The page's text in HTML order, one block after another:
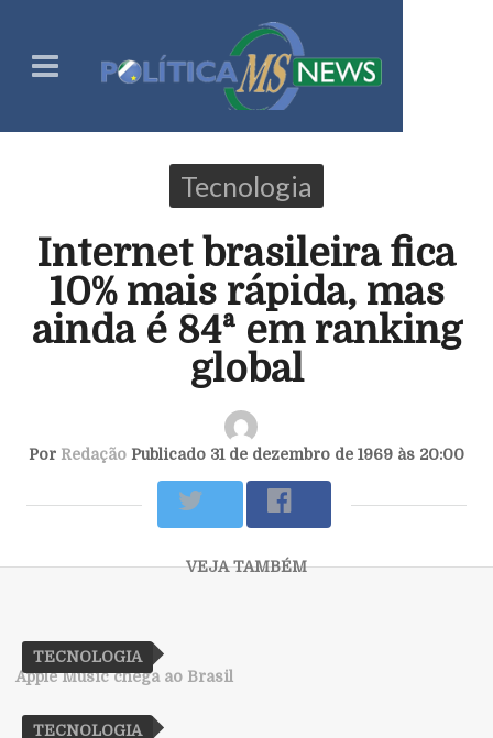
Tecnologia
Internet brasileira fica
10% mais rápida, mas
ainda é 84ª em ranking
global
Por Redação Publicado 31 de dezembro de 1969 às 20:00
TECNOLOGIA
Apple Music chega ao Brasil
TECNOLOGIA